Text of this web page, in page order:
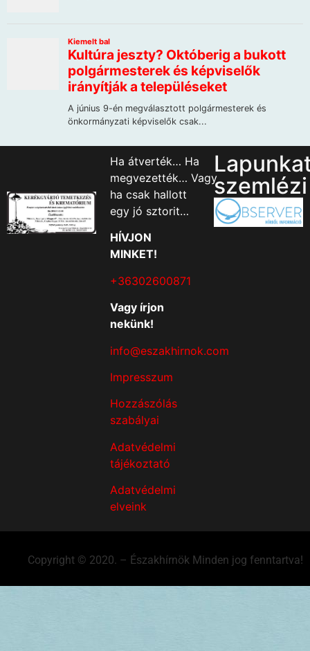
Ha átverték… Ha
megvezették… Vagy
ha csak hallott
egy jó sztorit…
HÍVJON
MINKET!
+36302600871
Vagy írjon
nekünk!
info@eszakhirnok.com
Impresszum
Hozzászólás
szabályai
Adatvédelmi
tájékoztató
Adatvédelmi
elveink
szemlézi
Copyright © 2020. – Északhírnök Minden jog fenntartva!